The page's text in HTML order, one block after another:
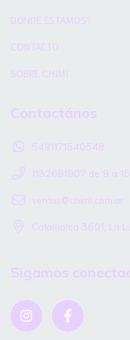
DONDE ESTAMOS?
CONTACTO
SOBRE CHIMI
Contactános
5491171540548
1132681907 de 9 a
ventas@chimi.com.ar
Catamarca 3601, La
Sigamos